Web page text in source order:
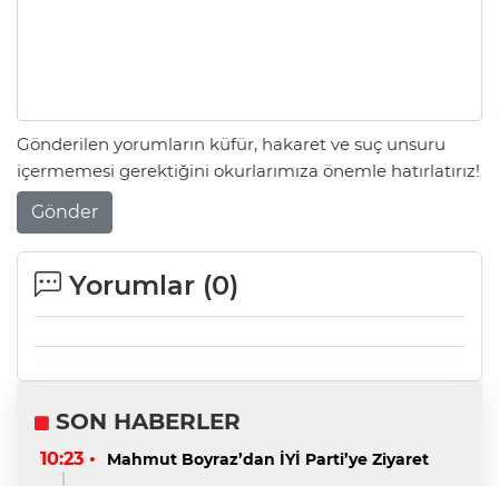
Gönderilen yorumların küfür, hakaret ve suç unsuru
içermemesi gerektiğini okurlarımıza önemle hatırlatırız!
Gönder
Yorumlar (0)
SON HABERLER
10:23 • Mahmut Boyraz’dan İYİ Parti’ye Ziyaret